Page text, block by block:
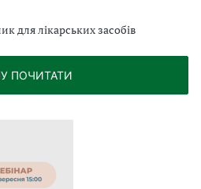
для лікарських засобів
ПОЧИТАТИ